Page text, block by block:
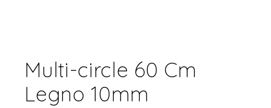
Multi-circle 60 Cm
Legno 10mm